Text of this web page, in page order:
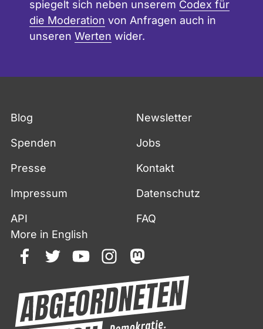
spiegelt sich neben unserem Codex für
die Moderation von Anfragen auch in
unseren Werten wider.
Blog Newsletter
Spenden Jobs
Presse Kontakt
Impressum Datenschutz
API
FAQ
More in English
facebooktwitteryoutubeinstagrammastodon